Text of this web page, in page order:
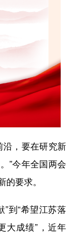
山西
湖南
重庆
宁夏
，要在研究新
”今年全国两会
的要求。
到“希望江苏落
大成绩”，近年